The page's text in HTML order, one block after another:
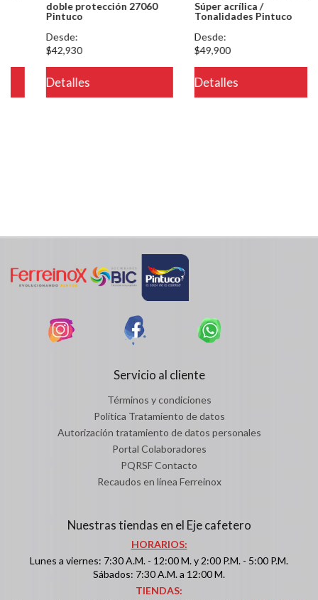
ver.php
doble protección 27060
Pintuco
Desde:
$42,930
Detalles
Súper acrílica /
Tonalidades Pintuco
Desde:
$49,900
Detalles
Servicio al cliente
Términos y condiciones
Política Tratamiento de datos
Autorización tratamiento de datos personales
Portal Colaboradores
PQRSF Contacto
Recaudos en línea Ferreinox
Nuestras tiendas en el Eje cafetero
HORARIOS:
Lunes a viernes: 7:30 A.M. - 12:00 M. y 2:00 P.M. - 5:00 P.M.
Sábados: 7:30 A.M. a 12:00 M.
TIENDAS: